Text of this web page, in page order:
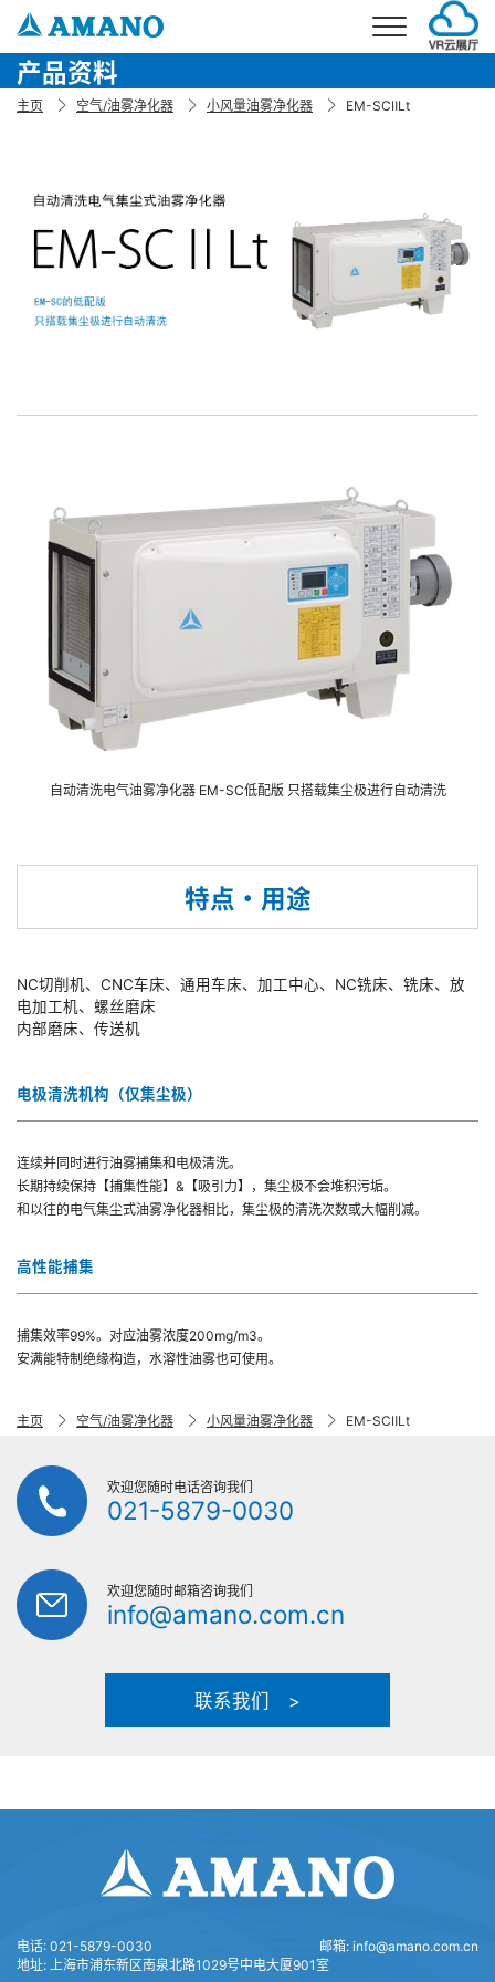
停车场事业
考勤事业
环境产品
停车场产品
停车场解决方案
公司概要
分公司信息
JP
产品资料
主页 空气/油雾净化器 小风量油雾净化器 EM-SCⅡLt
自动清洗电气油雾净化器 EM-SC低配版 只搭载集尘极进行自动清洗
特点・用途
NC切削机、CNC车床、通用车床、加工中心、NC铣床、铣床、放
电加工机、螺丝磨床
内部磨床、传送机
电极清洗机构（仅集尘极）
连续并同时进行油雾捕集和电极清洗。
长期持续保持【捕集性能】&【吸引力】，集尘极不会堆积污垢。
和以往的电气集尘式油雾净化器相比，集尘极的清洗次数或大幅削减。
高性能捕集
捕集效率99%。对应油雾浓度200mg/m3。
安满能特制绝缘构造，水溶性油雾也可使用。
主页 空气/油雾净化器 小风量油雾净化器 EM-SCⅡLt
欢迎您随时电话咨询我们
021-5879-0030
欢迎您随时邮箱咨询我们
info@amano.com.cn
联系我们 >
电话: 021-5879-0030 邮箱: info@amano.com.cn
地址: 上海市浦东新区南泉北路1029号中电大厦901室